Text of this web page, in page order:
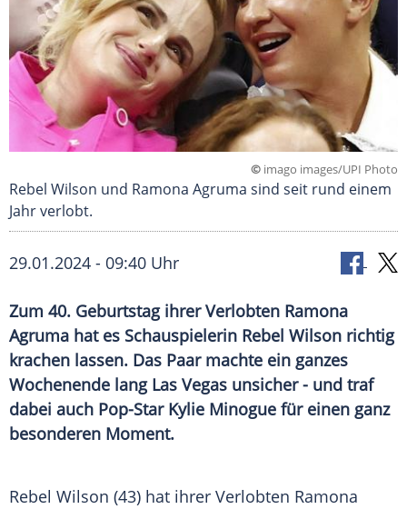
© imago images/UPI Photo
Rebel Wilson und Ramona Agruma sind seit rund einem
Jahr verlobt.
29.01.2024 - 09:40 Uhr
Zum 40. Geburtstag ihrer Verlobten Ramona
Agruma hat es Schauspielerin Rebel Wilson richtig
krachen lassen. Das Paar machte ein ganzes
Wochenende lang Las Vegas unsicher - und traf
dabei auch Pop-Star Kylie Minogue für einen ganz
besonderen Moment.
Rebel Wilson (43) hat ihrer Verlobten Ramona